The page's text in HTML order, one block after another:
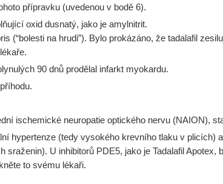
přípravku (uvedenou v bodě 6).
oxid dusnatý, jako je amylnitrit.
(“bolesti na hrudi”). Bylo prokázáno, že tadalafil
90 dnů prodělal infarkt myokardu.
ischemické neuropatie optického nervu (NAION),
hypertenze (tedy vysokého krevního tlaku v plicích)
U inhibitorů PDE5, jako je Tadalafil
to svému lékaři.